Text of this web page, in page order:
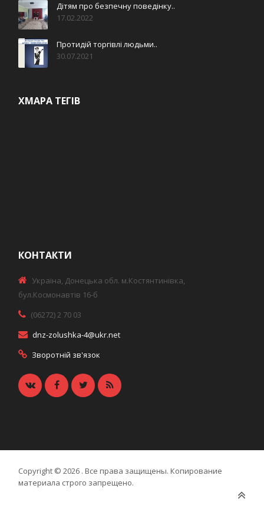
Дітям про безпечну поведінку..
17.02.2022
Протидій торгівлі людьми..
30.07.2021
ХМАРА ТЕГІВ
КОНТАКТИ
Україна, Донецька обл. м.Костянтинівка,
бул.Космонавтів 16-б
(06272) 2 70 03
dnz-zolushka-4@ukr.net
Зворотній зв'язок
Copyright © 2026 . Все права защищены. Копирование
материала строго запрещено.